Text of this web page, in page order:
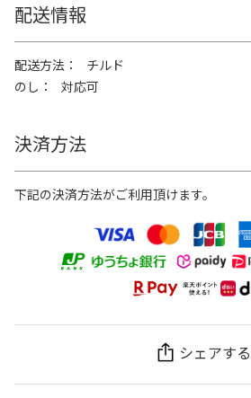
配送情報
配送方法
チルド
のし
対応可
決済方法
下記の決済方法がご利用頂けます。
シェアする